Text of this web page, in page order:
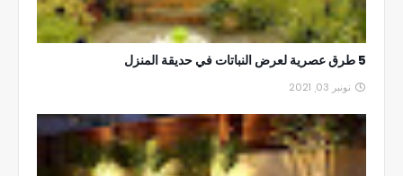
5 طرق عصرية لعرض النباتات في حديقة المنزل
نونبر 03, 2021